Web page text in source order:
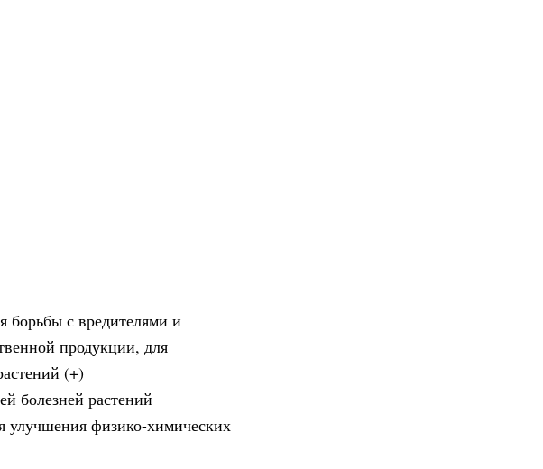
борьбы с вредителями и
продукции, для
(+)
болезней растений
улучшения физико-химических